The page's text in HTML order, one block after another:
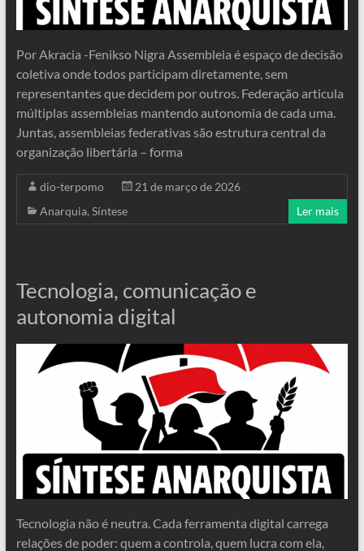
Por Akracia -Fenikso Nigra Assembleia é espaço de decisão
coletiva onde todos participam diretamente, sem
representantes que decidem por outros. Federação articula
múltiplas assembleias mantendo autonomia de cada uma.
Juntas, assembleias federativas são estrutura central da
organização libertária – forma
dio-terpomo
21 de março de 2026
Anarquia, Síntese Ler mais
Tecnologia, comunicação e
autonomia digital
Tecnologia não é neutra. Cada ferramenta digital carrega
relações de poder: quem a controla, quem lucra com ela,